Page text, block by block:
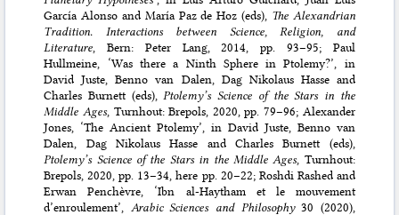
García Alonso and María Paz de Hoz (eds), The Alexandrian
Tradition. Interactions between Science, Religion, and
Literature , Bern: Peter Lang, 2014, pp. 93–95; Paul
Hullmeine, ‘Was there a Ninth Sphere in Ptolemy?’, in
David Juste, Benno van Dalen, Dag Nikolaus Hasse and
Charles Burnett (eds), Ptolemy’s Science of the Stars in the
Middle Ages, Turnhout: Brepols, 2020, pp. 79–96; Alexander
Jones, ‘The Ancient Ptolemy’, in David Juste, Benno van
Dalen, Dag Nikolaus Hasse and Charles Burnett (eds),
Ptolemy’s Science of the Stars in the Middle Ages, Turnhout:
Brepols, 2020, pp. 13–34 , here pp. 20–22; Roshdi Rashed and
Erwan Penchèvre, ‘Ibn al-Haytham et le mouvement
d’enroulement’, Arabic Sciences and Philosophy30 (2020),